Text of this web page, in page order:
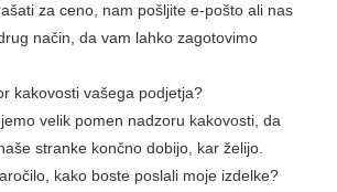
za ceno, nam pošljite e-pošto ali nas
način, da vam lahko zagotovimo
kakovosti vašega podjetja?
velik pomen nadzoru kakovosti, da
stranke končno dobijo, kar želijo.
kako boste poslali moje izdelke?